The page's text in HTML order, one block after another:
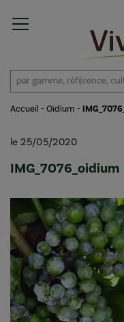
Accueil -Oïdium -
le 25/05/2020
IMG_7076_oidium